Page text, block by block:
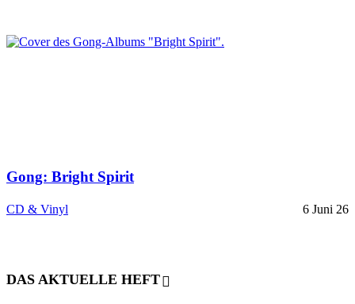
Gong: Bright Spirit
CD & Vinyl 6 Juni 26
DAS AKTUELLE HEFT